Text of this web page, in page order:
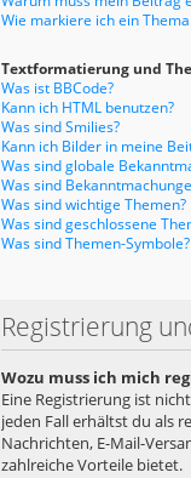
Wie markiere ich ein
Textformatierung und
Was ist BBCode?
Kann ich HTML benutzen?
Was sind Smilies?
Kann ich Bilder in meine
Was sind globale
Was sind
Was sind wichtige Themen?
Was sind geschlossene
Was sind Themen-Symbole?
Registrierung
Wozu muss ich mich
Eine Registrierung ist
jeden Fall erhältst du als
Nachrichten, E-Mail-
zahlreiche Vorteile bietet.